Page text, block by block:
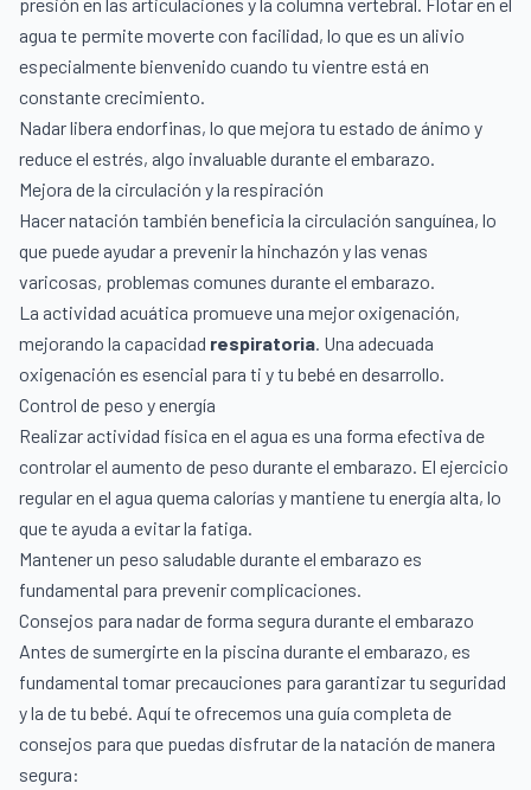
presión en las articulaciones y la columna vertebral. Flotar en el
agua te permite moverte con facilidad, lo que es un alivio
especialmente bienvenido cuando tu vientre está en
constante crecimiento.
Nadar libera endorfinas, lo que mejora tu estado de ánimo y
reduce el estrés, algo invaluable durante el embarazo.
Mejora de la circulación y la respiración
Hacer natación también beneficia la circulación sanguínea, lo
que puede ayudar a prevenir la hinchazón y las venas
varicosas, problemas comunes durante el embarazo.
La actividad acuática promueve una mejor oxigenación,
mejorando la capacidad respiratoria. Una adecuada
oxigenación es esencial para ti y tu bebé en desarrollo.
Control de peso y energía
Realizar actividad física en el agua es una forma efectiva de
controlar el aumento de peso durante el embarazo. El ejercicio
regular en el agua quema calorías y mantiene tu energía alta, lo
que te ayuda a evitar la fatiga.
Mantener un peso saludable durante el embarazo es
fundamental para prevenir complicaciones.
Consejos para nadar de forma segura durante el embarazo
Antes de sumergirte en la piscina durante el embarazo, es
fundamental tomar precauciones para garantizar tu seguridad
y la de tu bebé. Aquí te ofrecemos una guía completa de
consejos para que puedas disfrutar de la natación de manera
segura: